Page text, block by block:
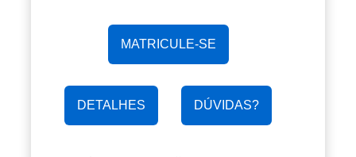
MATRICULE-SE
DETALHES DÚVIDAS?